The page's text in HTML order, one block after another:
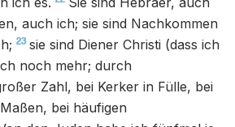
auch ich; sie sind Nachkommen
23 sie sind Diener Christi (dass ich
noch mehr; durch
Zahl, bei Kerker in Fülle, bei
bei häufigen